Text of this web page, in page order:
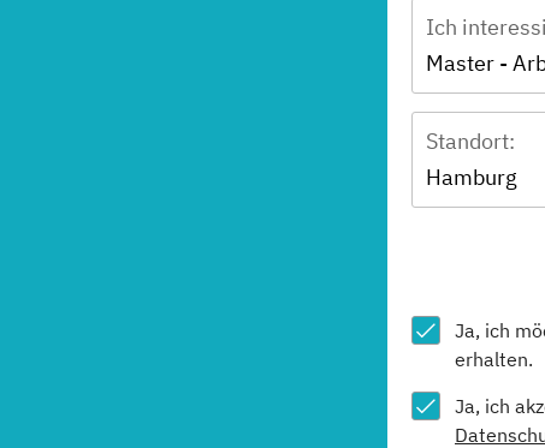
Ich
Standort:
Hamburg
Ja, ich
erhalten.
Ja, ich